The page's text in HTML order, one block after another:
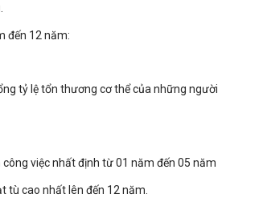
đến 12 năm:
tỷ lệ tổn thương cơ thể của những người
việc nhất định từ 01 năm đến 05 năm
tù cao nhất lên đến 12 năm.